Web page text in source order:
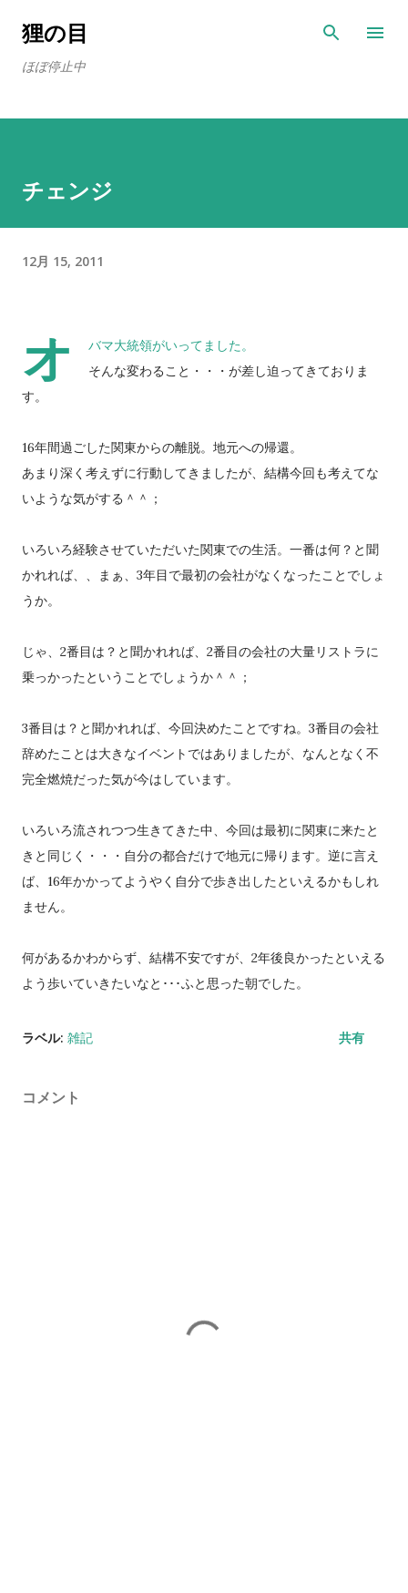
狸の目
ほぼ停止中
チェンジ
12月 15, 2011
オ
バマ大統領がいってました。
そんな変わること・・・が差し迫ってきておりま
す。
16年間過ごした関東からの離脱。地元への帰還。
あまり深く考えずに行動してきましたが、結構今回も考えてな
いような気がする＾＾；
いろいろ経験させていただいた関東での生活。一番は何？と聞
かれれば、、まぁ、3年目で最初の会社がなくなったことでしょ
うか。
じゃ、2番目は？と聞かれれば、2番目の会社の大量リストラに
乗っかったということでしょうか＾＾；
3番目は？と聞かれれば、今回決めたことですね。3番目の会社
辞めたことは大きなイベントではありましたが、なんとなく不
完全燃焼だった気が今はしています。
いろいろ流されつつ生きてきた中、今回は最初に関東に来たと
きと同じく・・・自分の都合だけで地元に帰ります。逆に言え
ば、16年かかってようやく自分で歩き出したといえるかもしれ
ません。
何があるかわからず、結構不安ですが、2年後良かったといえる
よう歩いていきたいなと･･･ふと思った朝でした。
ラベル: 雑記 共有
コメント